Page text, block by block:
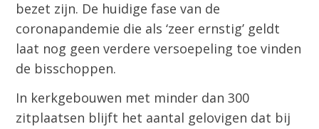
bezet zijn. De huidige fase van de
coronapandemie die als ‘zeer ernstig’ geldt
laat nog geen verdere versoepeling toe vinden
de bisschoppen.
In kerkgebouwen met minder dan 300
zitplaatsen blijft het aantal gelovigen dat bij